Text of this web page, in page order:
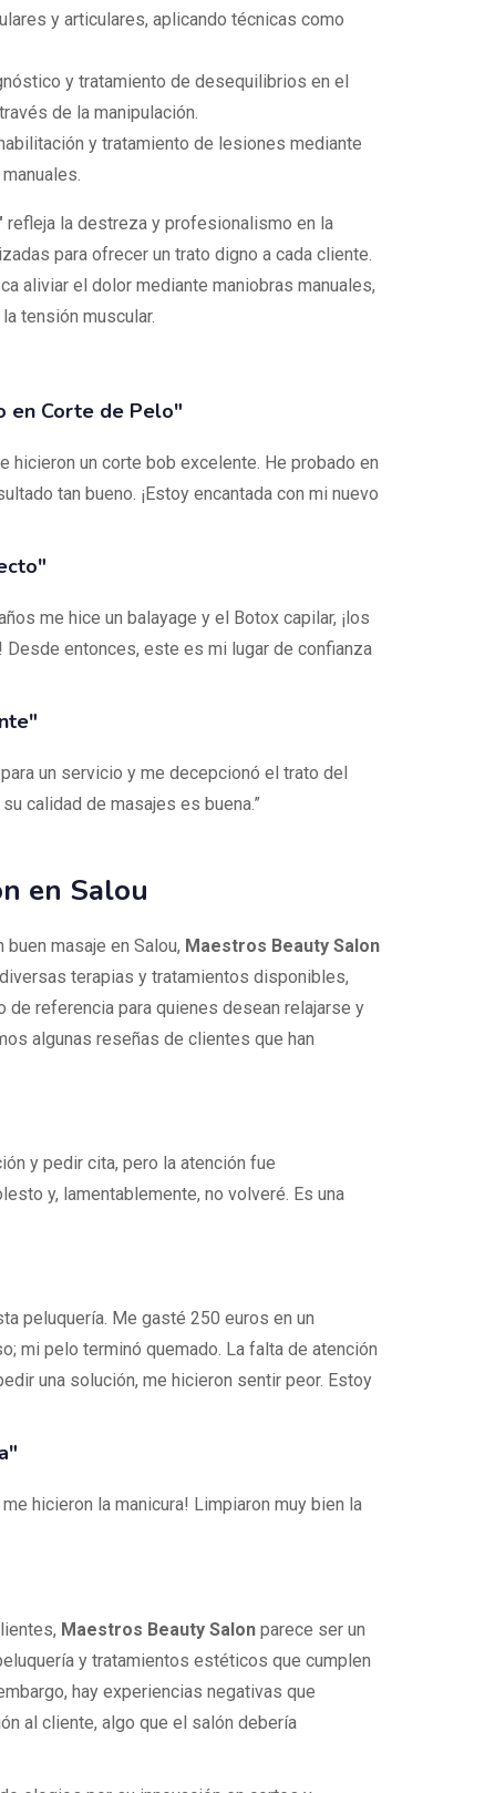
y articulares, aplicando técnicas como
y tratamiento de desequilibrios en el
de la manipulación.
y tratamiento de lesiones mediante
refleja la destreza y profesionalismo en la
para ofrecer un trato digno a cada cliente.
aliviar el dolor mediante maniobras manuales,
tensión muscular.
en Corte de Pelo"
hicieron un corte bob excelente. He probado en
tan bueno. ¡Estoy encantada con mi nuevo
me hice un balayage y el Botox capilar, ¡los
entonces, este es mi lugar de confianza
un servicio y me decepcionó el trato del
calidad de masajes es buena.”
en Salou
masaje en Salou, Maestros Beauty Salon
terapias y tratamientos disponibles,
referencia para quienes desean relajarse y
algunas reseñas de clientes que han
y pedir cita, pero la atención fue
y, lamentablemente, no volveré. Es una
peluquería. Me gasté 250 euros en un
mi pelo terminó quemado. La falta de atención
una solución, me hicieron sentir peor. Estoy
me hicieron la manicura! Limpiaron muy bien la
Maestros Beauty Salonparece ser un
y tratamientos estéticos que cumplen
hay experiencias negativas que
al cliente, algo que el salón debería